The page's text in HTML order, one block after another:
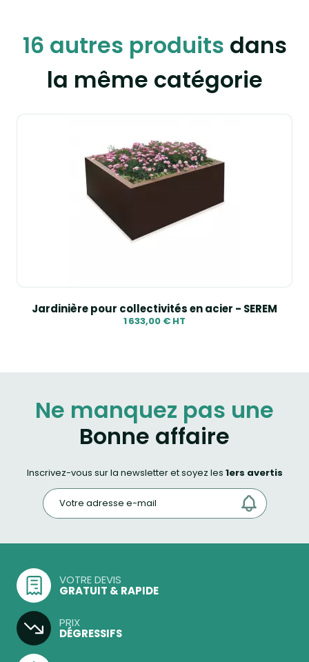
16 autres produits dans
la même catégorie
Jardinière pour collectivités en acier - SEREM
1 633,00 € HT
Ne manquez pas une
Bonne affaire
Inscrivez-vous sur la newsletter et soyez les 1ers avertis
VOTRE DEVIS
GRATUIT & RAPIDE
PRIX
DÉGRESSIFS